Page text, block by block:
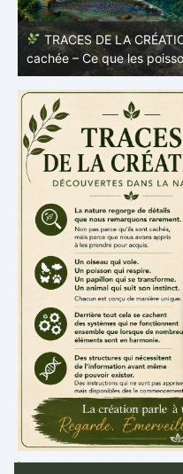
TRACES DE LA
– Pourquoi les poissons
.